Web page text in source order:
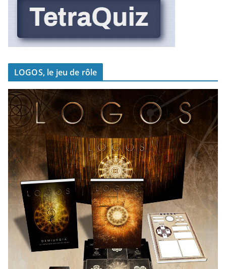
LOGOS, le jeu de rôle